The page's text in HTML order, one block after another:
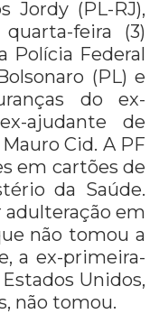
Jordy (PL-RJ),
feira (3)
Polícia Federal
(PL) e
do ex-
ajudante de
Cid. A PF
em cartões de
da Saúde.
adulteração em
não tomou a
a ex-primeira-
Unidos,
não tomou.